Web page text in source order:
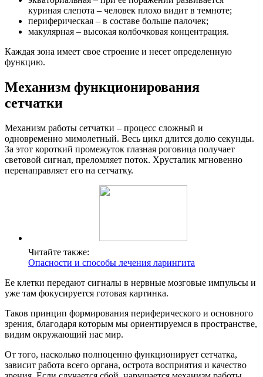
куриная слепота – человек плохо видит в темноте;
периферическая – в составе больше палочек;
макулярная – высокая колбочковая концентрация.
Каждая зона имеет свое строение и несет определенную
функцию.
Механизм функционирования
сетчатки
Механизм работы сетчатки – процесс сложный и
одновременно мимолетный. Весь цикл длится долю секунды.
За этот короткий промежуток глазная роговица получает
световой сигнал, преломляет поток. Хрусталик мгновенно
перенаправляет его на сетчатку.
Читайте также:
Опасности и способы лечения ларингита
Ее клетки передают сигналы в нервные мозговые импульсы и
уже там фокусируется готовая картинка.
Таков принцип формирования периферического и основного
зрения, благодаря которым мы ориентируемся в пространстве,
видим окружающий нас мир.
От того, насколько полноценно функционирует сетчатка,
зависит работа всего органа, острота восприятия и качество